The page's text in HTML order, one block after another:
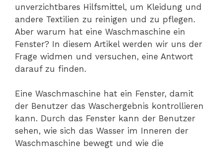
unverzichtbares Hilfsmittel, um Kleidung und
andere Textilien zu reinigen und zu pflegen.
Aber warum hat eine Waschmaschine ein
Fenster? In diesem Artikel werden wir uns der
Frage widmen und versuchen, eine Antwort
darauf zu finden.
Eine Waschmaschine hat ein Fenster, damit
der Benutzer das Waschergebnis kontrollieren
kann. Durch das Fenster kann der Benutzer
sehen, wie sich das Wasser im Inneren der
Waschmaschine bewegt und wie die